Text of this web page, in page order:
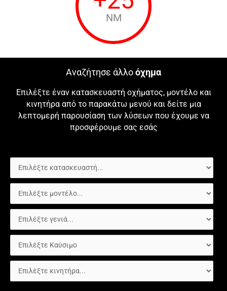
NM
Αναζήτησε άλλοόχημα
Επιλέξτε έναν κατασκευαστή οχήματος, μοντέλο και
κινητήρα από το παρακάτω μενού και δείτε μια
λεπτομερή παρουσίαση των λύσεων που έχουμε να
προσφέρουμε σας εσάς